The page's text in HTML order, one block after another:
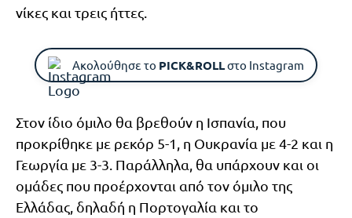
νίκες και τρεις ήττες.
Ακολούθησε το PICK&ROLLστο Instagram
Στον ίδιο όμιλο θα βρεθούν η Ισπανία, που
προκρίθηκε με ρεκόρ 5-1, η Ουκρανία με 4-2 και η
Γεωργία με 3-3. Παράλληλα, θα υπάρχουν και οι
ομάδες που προέρχονται από τον όμιλο της
Ελλάδας, δηλαδή η Πορτογαλία και το